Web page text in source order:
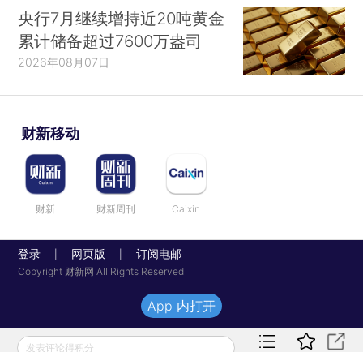
央行7月继续增持近20吨黄金
累计储备超过7600万盎司
2026年08月07日
财新移动
财新 财新周刊 Caixin
登录 网页版 订阅电邮
Copyright 财新网 All Rights Reserved
发表评论得积分
App 内打开